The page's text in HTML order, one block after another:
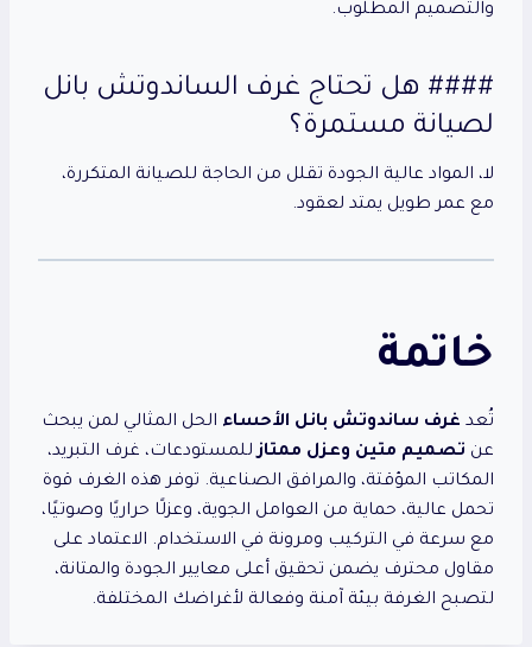
والتصميم المطلوب.
#### هل تحتاج غرف الساندوتش بانل
لصيانة مستمرة؟
لا، المواد عالية الجودة تقلل من الحاجة للصيانة المتكررة،
مع عمر طويل يمتد لعقود.
خاتمة
تُعد غرف ساندوتش بانل الأحساء الحل المثالي لمن يبحث
عن تصميم متين وعزل ممتازللمستودعات، غرف التبريد،
المكاتب المؤقتة، والمرافق الصناعية. توفر هذه الغرف قوة
تحمل عالية، حماية من العوامل الجوية، وعزلًا حراريًا وصوتيًا،
مع سرعة في التركيب ومرونة في الاستخدام. الاعتماد على
مقاول محترف يضمن تحقيق أعلى معايير الجودة والمتانة،
لتصبح الغرفة بيئة آمنة وفعالة لأغراضك المختلفة.